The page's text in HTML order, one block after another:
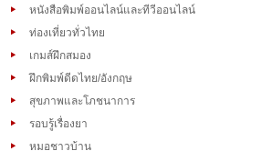
หนังสือพิมพ์ออนไลน์และทีวีออนไลน์
ท่องเที่ยวทั่วไทย
เกมส์ฝึกสมอง
ฝึกพิมพ์ดีดไทย/อังกฤษ
สุขภาพและโภชนาการ
รอบรู้เรื่องยา
หมอชาวบ้าน